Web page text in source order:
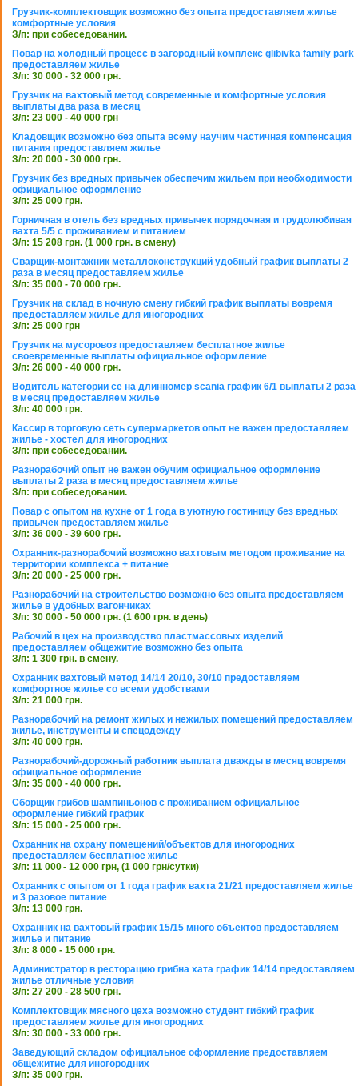
Грузчик-комплектовщик возможно без опыта предоставляем жилье
комфортные условия
З/п: при собеседовании.
Повар на холодный процесс в загородный комплекс glibivka family park
предоставляем жилье
З/п: 30 000 - 32 000 грн.
Грузчик на вахтовый метод современные и комфортные условия
выплаты два раза в месяц
З/п: 23 000 - 40 000 грн
Кладовщик возможно без опыта всему научим частичная компенсация
питания предоставляем жилье
З/п: 20 000 - 30 000 грн.
Грузчик без вредных привычек обеспечим жильем при необходимости
официальное оформление
З/п: 25 000 грн.
Горничная в отель без вредных привычек порядочная и трудолюбивая
вахта 5/5 с проживанием и питанием
З/п: 15 208 грн. (1 000 грн. в смену)
Сварщик-монтажник металлоконструкций удобный график выплаты 2
раза в месяц предоставляем жилье
З/п: 35 000 - 70 000 грн.
Грузчик на склад в ночную смену гибкий график выплаты вовремя
предоставляем жилье для иногородних
З/п: 25 000 грн
Грузчик на мусоровоз предоставляем бесплатное жилье
своевременные выплаты официальное оформление
З/п: 26 000 - 40 000 грн.
Водитель категории се на длинномер scania график 6/1 выплаты 2 раза
в месяц предоставляем жилье
З/п: 40 000 грн.
Кассир в торговую сеть супермаркетов опыт не важен предоставляем
жилье - хостел для иногородних
З/п: при собеседовании.
Разнорабочий опыт не важен обучим официальное оформление
выплаты 2 раза в месяц предоставляем жилье
З/п: при собеседовании.
Повар с опытом на кухне от 1 года в уютную гостиницу без вредных
привычек предоставляем жилье
З/п: 36 000 - 39 600 грн.
Охранник-разнорабочий возможно вахтовым методом проживание на
территории комплекса + питание
З/п: 20 000 - 25 000 грн.
Разнорабочий на строительство возможно без опыта предоставляем
жилье в удобных вагончиках
З/п: 30 000 - 50 000 грн. (1 600 грн. в день)
Рабочий в цех на производство пластмассовых изделий
предоставляем общежитие возможно без опыта
З/п: 1 300 грн. в смену.
Охранник вахтовый метод 14/14 20/10, 30/10 предоставляем
комфортное жилье со всеми удобствами
З/п: 21 000 грн.
Разнорабочий на ремонт жилых и нежилых помещений предоставляем
жилье, инструменты и спецодежду
З/п: 40 000 грн.
Разнорабочий-дорожный работник выплата дважды в месяц вовремя
официальное оформление
З/п: 35 000 - 40 000 грн.
Сборщик грибов шампиньонов с проживанием официальное
оформление гибкий график
З/п: 15 000 - 25 000 грн.
Охранник на охрану помещений/объектов для иногородних
предоставляем бесплатное жилье
З/п: 11 000 - 12 000 грн, (1 000 грн/сутки)
Охранник с опытом от 1 года график вахта 21/21 предоставляем жилье
и 3 разовое питание
З/п: 13 000 грн.
Охранник на вахтовый график 15/15 много объектов предоставляем
жилье и питание
З/п: 8 000 - 15 000 грн.
Администратор в ресторацию грибна хата график 14/14 предоставляем
жилье отличные условия
З/п: 27 200 - 28 500 грн.
Комплектовщик мясного цеха возможно студент гибкий график
предоставляем жилье для иногородних
З/п: 30 000 - 33 000 грн.
Заведующий складом официальное оформление предоставляем
общежитие для иногородних
З/п: 35 000 грн.